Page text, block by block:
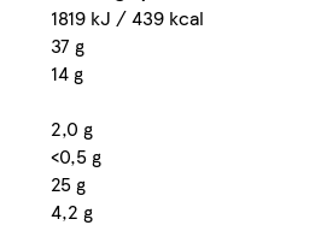
1819 kJ / 439 kcal
37 g
14 g
2,0 g
<0,5 g
25 g
4,2 g